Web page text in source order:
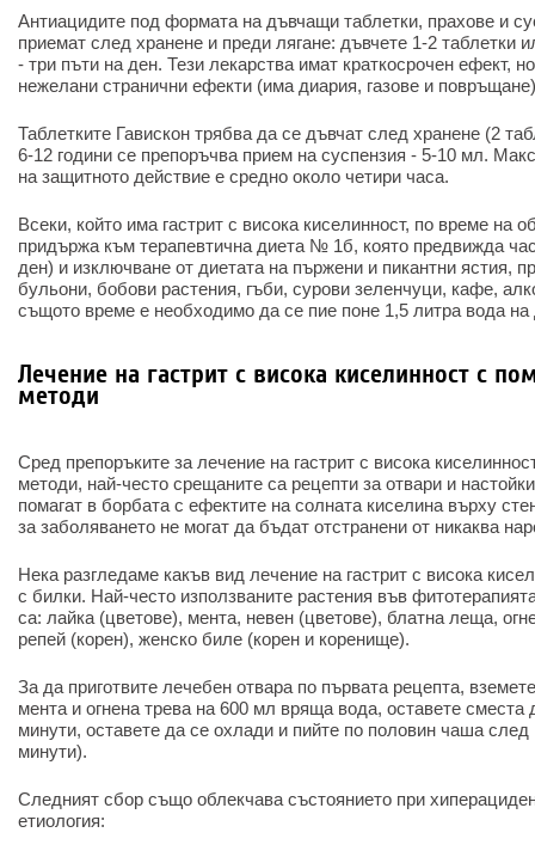
Антиацидите под формата на дъвчащи таблетки, прахове и
приемат след хранене и преди лягане: дъвчете 1-2 таблетки
- три пъти на ден. Тези лекарства имат краткосрочен ефект,
нежелани странични ефекти (има диария, газове и
Таблетките Гавискон трябва да се дъвчат след хранене (2
6-12 години се препоръчва прием на суспензия - 5-10 мл.
на защитното действие е средно около четири часа.
Всеки, който има гастрит с висока киселинност, по време на
придържа към терапевтична диета № 1б, която предвижда
ден) и изключване от диетата на пържени и пикантни ястия,
бульони, бобови растения, гъби, сурови зеленчуци, кафе,
същото време е необходимо да се пие поне 1,5 литра вода на
Лечение на гастрит с висока киселинност с
методи
Сред препоръките за лечение на гастрит с висока
методи, най-често срещаните са рецепти за отвари и
помагат в борбата с ефектите на солната киселина върху
за заболяването не могат да бъдат отстранени от никаква
Нека разгледаме какъв вид лечение на гастрит с висока
с билки. Най-често използваните растения във
са: лайка (цветове), мента, невен (цветове), блатна леща,
репей (корен), женско биле (корен и коренище).
За да приготвите лечебен отвара по първата рецепта,
мента и огнена трева на 600 мл вряща вода, оставете сместа
минути, оставете да се охлади и пийте по половин чаша
минути).
Следният сбор също облекчава състоянието при
етиология: